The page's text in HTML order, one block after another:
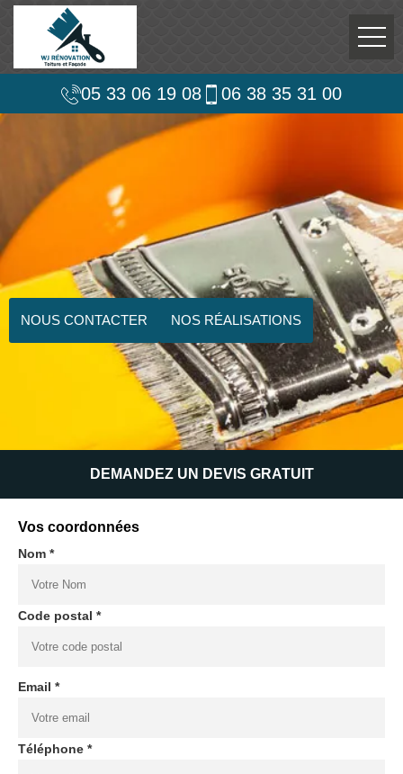
05 33 06 19 08 06 38 35 31 00
NOUS CONTACTER NOS RÉALISATIONS
DEMANDEZ UN DEVIS GRATUIT
Vos coordonnées
Nom *
Code postal *
Email *
Téléphone *